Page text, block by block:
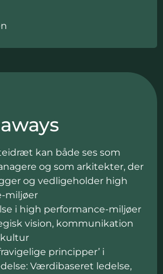
kan både ses som
og som arkitekter, der
og vedligeholder high
miljøer
i high performance-miljøer
vision, kommunikation
principper’ i
Værdibaseret ledelse,